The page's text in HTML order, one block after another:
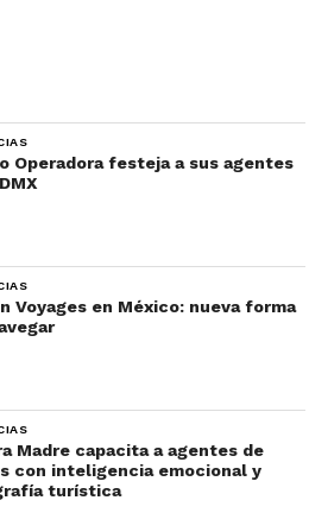
válido
DS-160 con el
pago de solicitud de
o Scotiabank.
la visa de
para la
contengan visas
aun cuando
Operadora festeja a sus agentes
Voyages en México: nueva forma
Madre capacita a agentes de
con inteligencia emocional y
turística